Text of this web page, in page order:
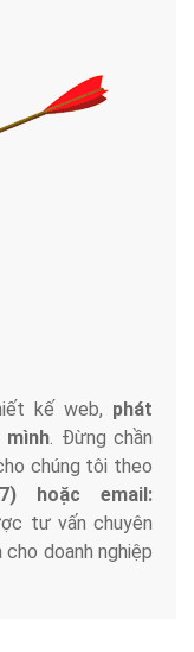
kế web, phát
mình. Đừng chần
chúng tôi theo
hoặc email:
tư vấn chuyên
doanh nghiệp